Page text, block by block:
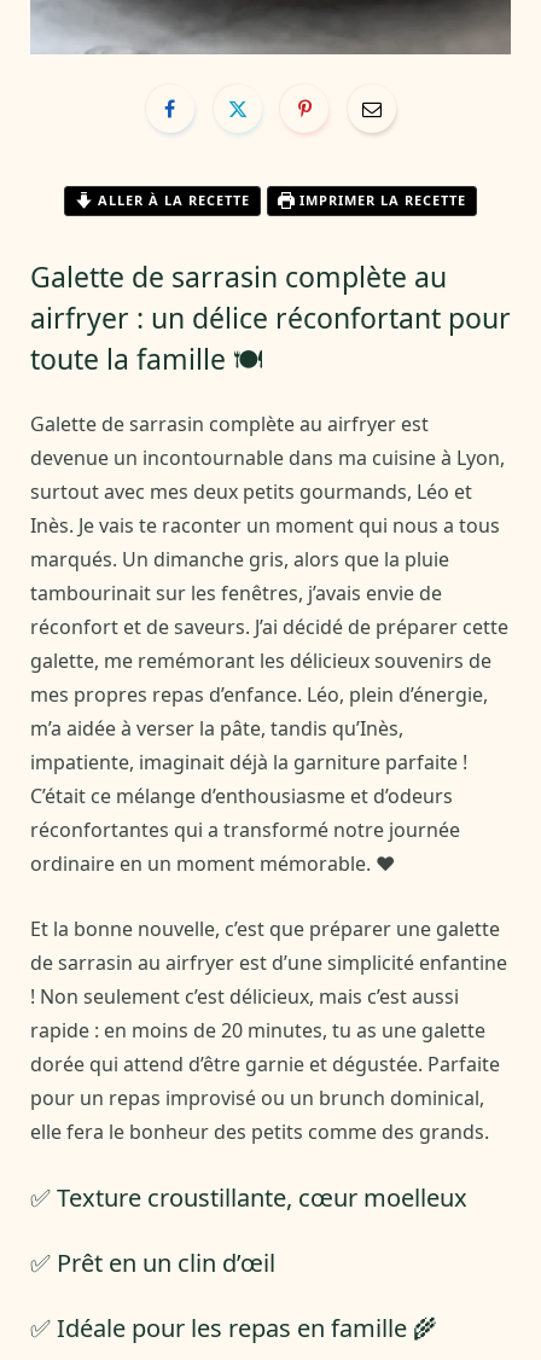
ALLER À LA RECETTE IMPRIMER LA RECETTE
Galette de sarrasin complète au
airfryer : un délice réconfortant pour
toute la famille 🍽️
Galette de sarrasin complète au airfryer est
devenue un incontournable dans ma cuisine à Lyon,
surtout avec mes deux petits gourmands, Léo et
Inès. Je vais te raconter un moment qui nous a tous
marqués. Un dimanche gris, alors que la pluie
tambourinait sur les fenêtres, j’avais envie de
réconfort et de saveurs. J’ai décidé de préparer cette
galette, me remémorant les délicieux souvenirs de
mes propres repas d’enfance. Léo, plein d’énergie,
m’a aidée à verser la pâte, tandis qu’Inès,
impatiente, imaginait déjà la garniture parfaite !
C’était ce mélange d’enthousiasme et d’odeurs
réconfortantes qui a transformé notre journée
ordinaire en un moment mémorable. ❤️
Et la bonne nouvelle, c’est que préparer une galette
de sarrasin au airfryer est d’une simplicité enfantine
! Non seulement c’est délicieux, mais c’est aussi
rapide : en moins de 20 minutes, tu as une galette
dorée qui attend d’être garnie et dégustée. Parfaite
pour un repas improvisé ou un brunch dominical,
elle fera le bonheur des petits comme des grands.
✅ Texture croustillante, cœur moelleux
✅ Prêt en un clin d’œil
✅ Idéale pour les repas en famille 🌾